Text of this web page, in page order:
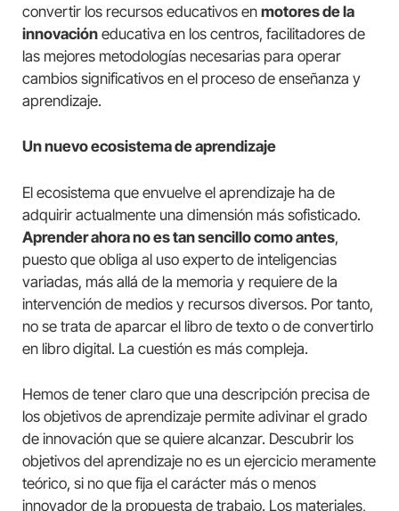
convertir los recursos educativos en motores de la
innovación educativa en los centros, facilitadores de
las mejores metodologías necesarias para operar
cambios significativos en el proceso de enseñanza y
aprendizaje.
Un nuevo ecosistema de aprendizaje
El ecosistema que envuelve el aprendizaje ha de
adquirir actualmente una dimensión más sofisticado.
Aprender ahora no es tan sencillo como antes,
puesto que obliga al uso experto de inteligencias
variadas, más allá de la memoria y requiere de la
intervención de medios y recursos diversos. Por tanto,
no se trata de aparcar el libro de texto o de convertirlo
en libro digital. La cuestión es más compleja.
Hemos de tener claro que una descripción precisa de
los objetivos de aprendizaje permite adivinar el grado
de innovación que se quiere alcanzar. Descubrir los
objetivos del aprendizaje no es un ejercicio meramente
teórico, si no que fija el carácter más o menos
innovador de la propuesta de trabajo. Los materiales,